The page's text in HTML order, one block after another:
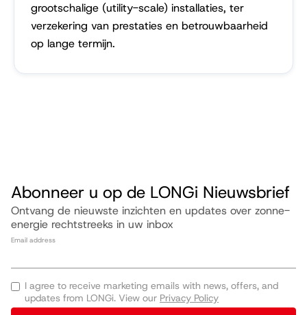
grootschalige (utility-scale) installaties, ter
verzekering van prestaties en betrouwbaarheid
op lange termijn.
Abonneer u op de LONGi Nieuwsbrief
Ontvang de nieuwste inzichten en updates over zonne-
energie rechtstreeks in uw inbox
Email address
I agree to receive marketing emails with news, offers, and
updates from LONGi. View our Privacy Policy